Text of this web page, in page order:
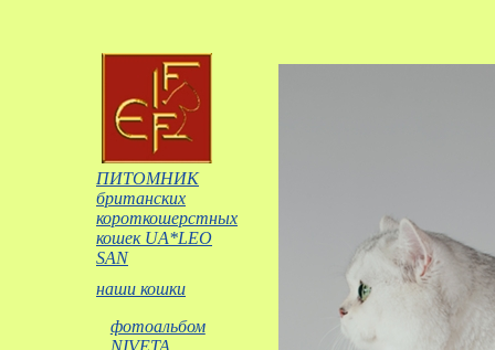
ПИТОМНИК
британских
короткошерстных
кошек UA*LEO
SAN
наши кошки
фотоальбом
NIVETA